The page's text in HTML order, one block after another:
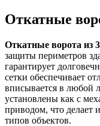
Откатные
Откатные ворота из
защиты периметров
гарантирует
сетки обеспечивает
вписывается в любой
установлены как с
приводом, что делает
типов объектов.